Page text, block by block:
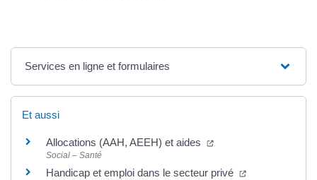
Services en ligne et formulaires
Et aussi
Allocations (AAH, AEEH) et aides
Social – Santé
Handicap et emploi dans le secteur privé